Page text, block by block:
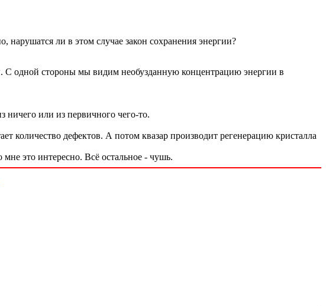
нарушатся ли в этом случае закон сохранения энергии?
одной стороны мы видим необузданную концентрацию энергии в
ничего или из первичного чего-то.
количество дефектов. А потом квазар производит регенерацию кристалла
это интересно. Всё остальное - чушь.